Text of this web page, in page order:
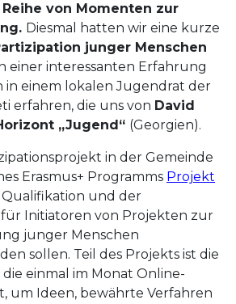
Reihe von Momenten zur
Diesmal hatten wir eine kurze
junger Menschen
einer interessanten Erfahrung
in einem lokalen Jugendrat der
erfahren, die uns von David
„Jugend“ (Georgien).
in der Gemeinde
Erasmus+ Programms Projekt
Qualifikation und der
Initiatoren von Projekten zur
junger Menschen
sollen. Teil des Projekts ist die
einmal im Monat Online-
um Ideen, bewährte Verfahren